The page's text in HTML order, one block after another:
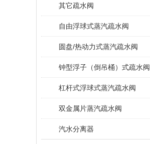
其它疏水阀
自由浮球式蒸汽疏水阀
圆盘/热动力式蒸汽疏水阀
钟型浮子（倒吊桶）式疏水阀
杠杆式浮球式蒸汽疏水阀
双金属片蒸汽疏水阀
汽水分离器